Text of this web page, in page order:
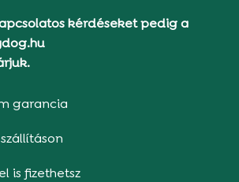
kérdéseket pedig a
garancia
is fizethetsz